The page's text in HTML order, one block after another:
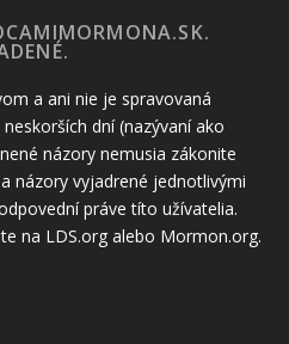
a ani nie je spravovaná
dní (nazývaní ako
názory nemusia zákonite
názory vyjadrené jednotlivými
práve títo užívatelia.
na LDS.org alebo Mormon.org.